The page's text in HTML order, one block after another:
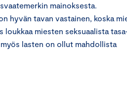
mainoksesta.
hyvän tavan vastainen, koska
loukkaa miesten seksuaalista
lasten on ollut mahdollista